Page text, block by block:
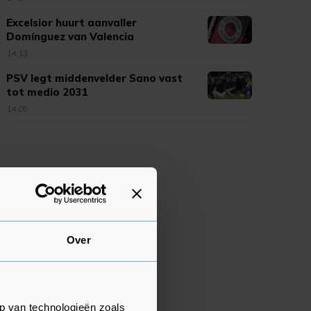
Over
van technologieën zoals
Excelsior huurt aanvaller
Domínguez van Valencia
14:13
PSV legt middenvelder Sano vast
tot medio 2031
14:05